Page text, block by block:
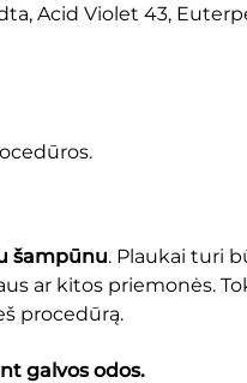
Acid Violet 43,
šampūnu. Plaukai turi
ar kitos priemonės.
procedūrą.
galvos odos.